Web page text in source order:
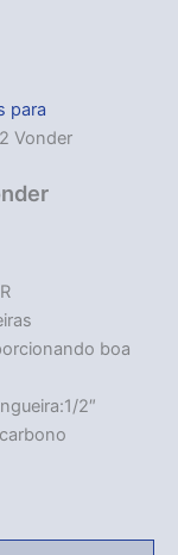
para
Vonder
boa
2″